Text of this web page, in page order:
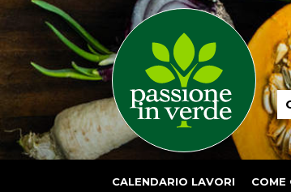
in
CALENDARIO LAVORI COME